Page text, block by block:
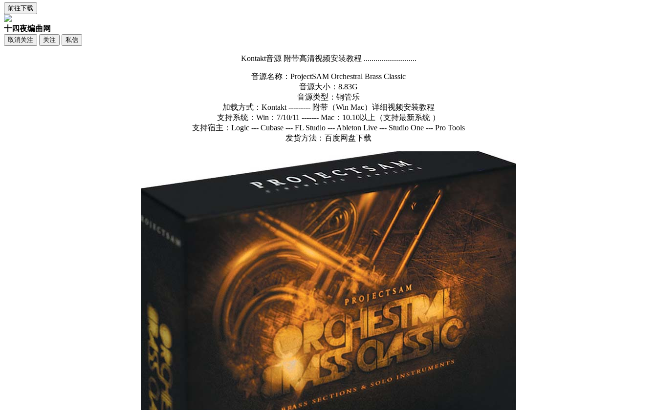
前往下载
十四夜编曲网
取消关注 关注 私信
Kontakt音源 附带高清视频安装教程 ...........................
音源名称：ProjectSAM Orchestral Brass Classic
音源大小：8.83G
音源类型：铜管乐
加载方式：Kontakt --------- 附带（Win Mac）详细视频安装教程
支持系统：Win：7/10/11 ------- Mac：10.10以上（支持最新系统 ）
支持宿主：Logic --- Cubase --- FL Studio --- Ableton Live --- Studio One --- Pro Tools
发货方法：百度网盘下载